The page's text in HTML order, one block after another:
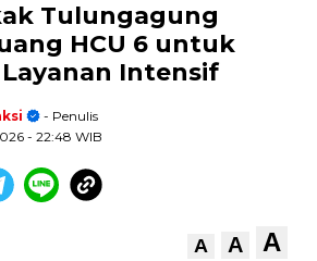
Tulungagung
HCU 6 untuk
Intensif
- Penulis
- 22:48 WIB
A A A